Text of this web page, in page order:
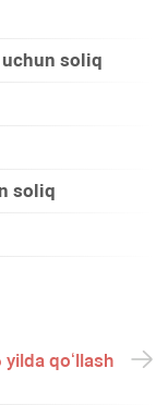
soliq
soliq
qoʻllash